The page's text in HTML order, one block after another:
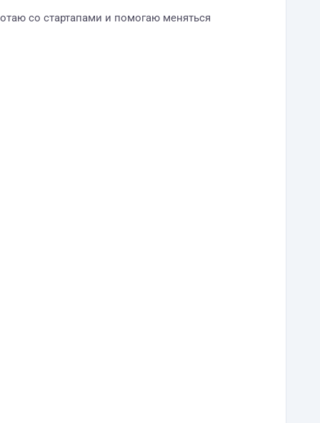
со стартапами и помогаю меняться